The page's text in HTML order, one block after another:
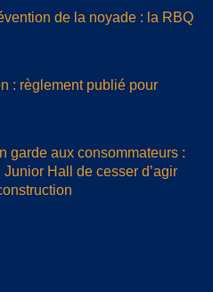
de la noyade : la RBQ
: règlement publié pour
garde aux consommateurs :
Hall de cesser d’agir